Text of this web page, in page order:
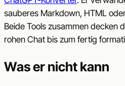
sauberes Markdown, HTML
Beide Tools zusammen decken
rohen Chat bis zum fertig
Was er nicht kann